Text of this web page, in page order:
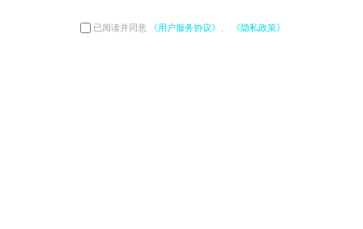
已阅读并同意 《用户服务协议》 《隐私政策》